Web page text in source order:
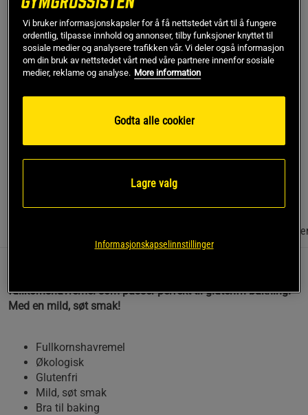
Kjøp
Gratis frakt over 799 kr Gratis retur 14 dagers angrerett
som passer perfekt til glutenfri bakning. Med en mild, søt
smak!
Næringsinformasjon &
fullkornshavremel som passer perfekt til glutenfri bakning.
Med en mild, søt smak!
Fullkornshavremel
Økologisk
Glutenfri
Mild, søt smak
Bra til baking
Vi bruker informasjonskapsler for å få nettstedet vårt til å fungere
ordentlig, tilpasse innhold og annonser, tilby funksjoner knyttet til
sosiale medier og analysere trafikken vår. Vi deler også informasjon
om din bruk av nettstedet vårt med våre partnere innenfor sosiale
medier, reklame og analyse. More information
Godta alle cookier
Lagre valg
Informasjonskapselinnstillinger